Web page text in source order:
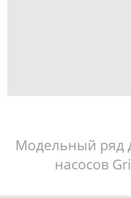
Модельный ряд
насосов